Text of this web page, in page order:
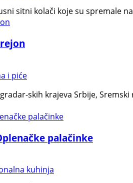
sitni kolači koje su spremale
i piće
skih krajeva Srbije,
palačinke
kuhinja